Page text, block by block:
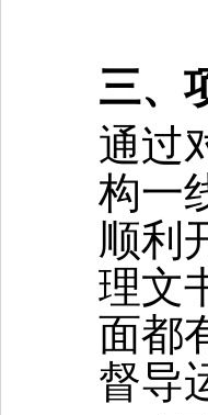
三、
通过
构一
顺利
理文
面都
督导